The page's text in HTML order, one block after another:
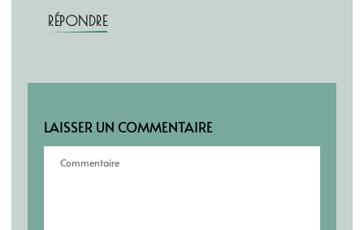
RÉPONDRE
LAISSER UN COMMENTAIRE